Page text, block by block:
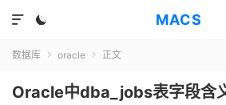
MACS


数据库  oracle  正文
Oracle中dba_jobs表字段含